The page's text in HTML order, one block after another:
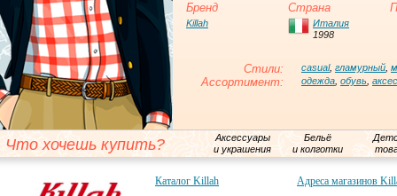
Бренд Страна
Killah
Италия
1998
Стили: casual, гламурный
Ассортимент: одежда обувь
Что хочешь купить?
Аксессуары
и украшения
Бельё
и колготки
Каталог Killah Адреса магазинов